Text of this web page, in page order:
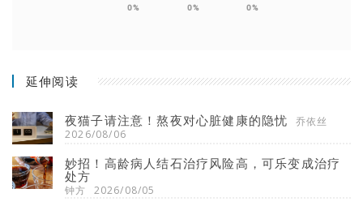
0% 0% 0%
延伸阅读
夜猫子请注意！熬夜对心脏健康的隐忧
乔依丝
2026/08/06
妙招！高龄病人结石治疗风险高，可乐变成治疗
处方
钟方 2026/08/05